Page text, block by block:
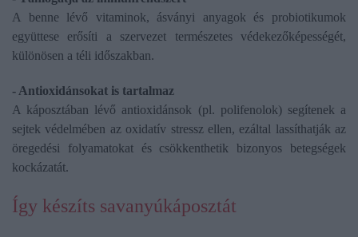
A benne lévő vitaminok, ásványi anyagok és probiotikumok
együttese erősíti a szervezet természetes védekezőképességét,
különösen a téli időszakban.
- Antioxidánsokat is tartalmaz
A káposztában lévő antioxidánsok (pl. polifenolok) segítenek a
sejtek védelmében az oxidatív stressz ellen, ezáltal lassíthatják az
öregedési folyamatokat és csökkenthetik bizonyos betegségek
kockázatát.
Így készíts savanyúkáposztát